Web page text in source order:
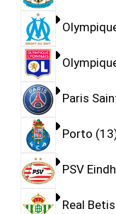
Paris
Porto 13
PSV
Real Betis